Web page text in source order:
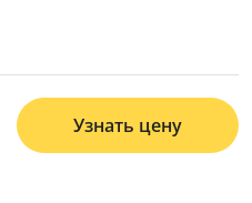
Узнать цену